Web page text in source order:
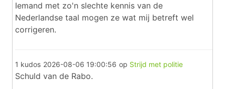
Iemand met zo'n slechte kennis van de
Nederlandse taal mogen ze wat mij betreft wel
corrigeren.
1 kudos 2026-08-06 19:00:56 op Strijd met politie
Schuld van de Rabo.